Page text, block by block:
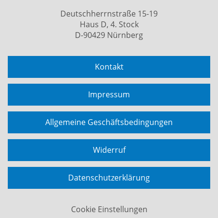
Deutschherrnstraße 15-19
Haus D, 4. Stock
D-90429 Nürnberg
Kontakt
Impressum
Allgemeine Geschäftsbedingungen
Widerruf
Datenschutzerklärung
Cookie Einstellungen